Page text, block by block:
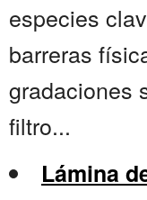
especies
barreras
gradaciones
filtro...
Lámina